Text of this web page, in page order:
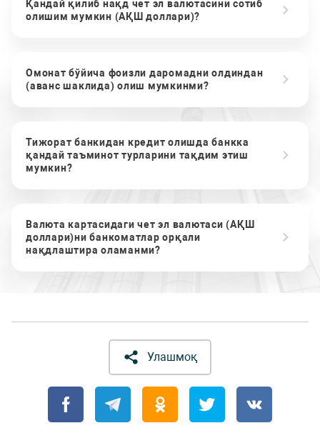
Қандай қилиб нақд чет эл валютасини сотиб
олишим мумкин (АҚШ доллари)?
Омонат бўйича фоизли даромадни олдиндан
(аванс шаклида) олиш мумкинми?
Тижорат банкидан кредит олишда банкка
қандай таъминот турларини тақдим этиш
мумкин?
Валюта картасидаги чет эл валютаси (АҚШ
доллари)ни банкоматлар орқали
нақдлаштира оламанми?
Улашмоқ